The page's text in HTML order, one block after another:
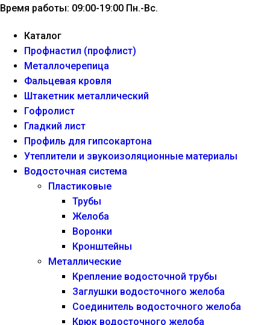
Время работы: 09:00-19:00 Пн.-Вс.
Каталог
Профнастил (профлист)
Металлочерепица
Фальцевая кровля
Штакетник металлический
Гофролист
Гладкий лист
Профиль для гипсокартона
Утеплители и звукоизоляционные материалы
Водосточная система
Пластиковые
Трубы
Желоба
Воронки
Кронштейны
Металлические
Крепление водосточной трубы
Заглушки водосточного желоба
Соединитель водосточного желоба
Крюк водосточного желоба